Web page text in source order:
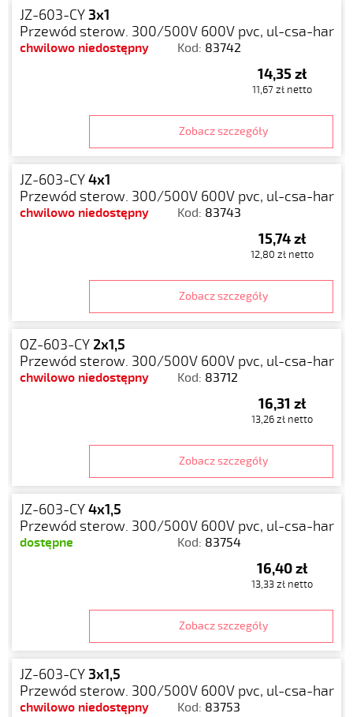
JZ-603-CY3x1
Przewód sterow. 300/500V 600V pvc, ul-csa-har
chwilowo niedostępny Kod: 83742
14,35 zł
11,67 zł netto
Zobacz szczegóły
JZ-603-CY4x1
Przewód sterow. 300/500V 600V pvc, ul-csa-har
chwilowo niedostępny Kod: 83743
15,74 zł
12,80 zł netto
Zobacz szczegóły
OZ-603-CY2x1,5
Przewód sterow. 300/500V 600V pvc, ul-csa-har
chwilowo niedostępny Kod: 83712
16,31 zł
13,26 zł netto
Zobacz szczegóły
JZ-603-CY4x1,5
Przewód sterow. 300/500V 600V pvc, ul-csa-har
dostępne Kod: 83754
16,40 zł
13,33 zł netto
Zobacz szczegóły
JZ-603-CY3x1,5
Przewód sterow. 300/500V 600V pvc, ul-csa-har
chwilowo niedostępny Kod: 83753